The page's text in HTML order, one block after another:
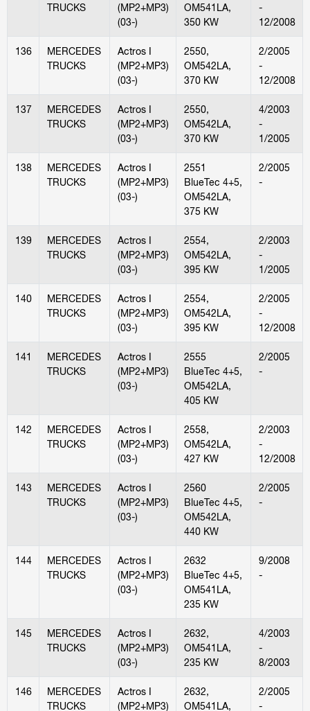
TRUCKS
(MP2+MP3)
(03-)
OM541LA,
350 KW
-
12/2008
136
MERCEDES
TRUCKS
Actros I
(MP2+MP3)
(03-)
2550,
OM542LA,
370 KW
2/2005
-
12/2008
137
MERCEDES
TRUCKS
Actros I
(MP2+MP3)
(03-)
2550,
OM542LA,
370 KW
4/2003
-
1/2005
138
MERCEDES
TRUCKS
Actros I
(MP2+MP3)
(03-)
2551
BlueTec 4+5,
OM542LA,
375 KW
2/2005
-
139
MERCEDES
TRUCKS
Actros I
(MP2+MP3)
(03-)
2554,
OM542LA,
395 KW
2/2003
-
1/2005
140
MERCEDES
TRUCKS
Actros I
(MP2+MP3)
(03-)
2554,
OM542LA,
395 KW
2/2005
-
12/2008
141
MERCEDES
TRUCKS
Actros I
(MP2+MP3)
(03-)
2555
BlueTec 4+5,
OM542LA,
405 KW
2/2005
-
142
MERCEDES
TRUCKS
Actros I
(MP2+MP3)
(03-)
2558,
OM542LA,
427 KW
2/2003
-
12/2008
143
MERCEDES
TRUCKS
Actros I
(MP2+MP3)
(03-)
2560
BlueTec 4+5,
OM542LA,
440 KW
2/2005
-
144
MERCEDES
TRUCKS
Actros I
(MP2+MP3)
(03-)
2632
BlueTec 4+5,
OM541LA,
235 KW
9/2008
-
145
MERCEDES
TRUCKS
Actros I
(MP2+MP3)
(03-)
2632,
OM541LA,
235 KW
4/2003
-
8/2003
146
MERCEDES
TRUCKS
Actros I
(MP2+MP3)
2632,
OM541LA,
2/2005
-